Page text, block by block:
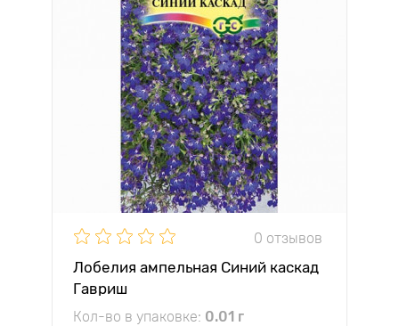
0 отзывов
Лобелия ампельная Синий каскад
Гавриш
Кол-во в упаковке: 0.01 г